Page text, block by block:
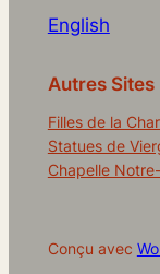
English
Autres Sites
Filles de la
Statues de
Chapelle
Conçu avec